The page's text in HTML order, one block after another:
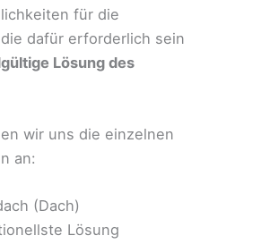
für die
dafür erforderlich sein
Lösung des
wir uns die einzelnen
an:
(Dach)
Lösung